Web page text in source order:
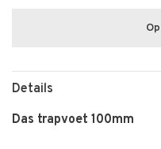
Details
Das trapvoet 100mm